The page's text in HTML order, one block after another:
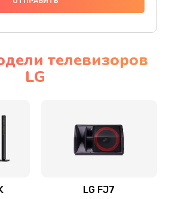
Прошивка
механики привода
клавиш, индикаторов,
телевизоров
LG
LG FJ7